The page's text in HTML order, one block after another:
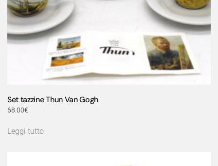
Set tazzine Thun Van Gogh
68.00€
Leggi tutto